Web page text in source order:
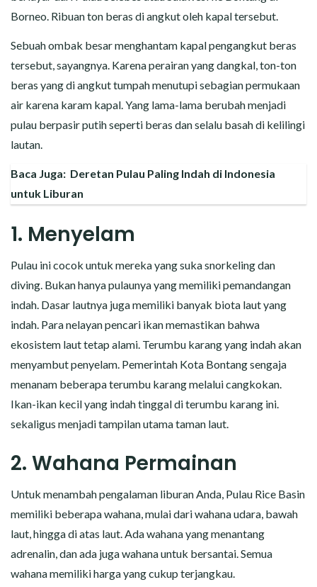
Borneo. Ribuan ton beras di angkut oleh kapal tersebut.
Sebuah ombak besar menghantam kapal pengangkut beras
tersebut, sayangnya. Karena perairan yang dangkal, ton-ton
beras yang di angkut tumpah menutupi sebagian permukaan
air karena karam kapal. Yang lama-lama berubah menjadi
pulau berpasir putih seperti beras dan selalu basah di kelilingi
lautan.
Baca Juga: Deretan Pulau Paling Indah di Indonesia
untuk Liburan
1. Menyelam
Pulau ini cocok untuk mereka yang suka snorkeling dan
diving. Bukan hanya pulaunya yang memiliki pemandangan
indah. Dasar lautnya juga memiliki banyak biota laut yang
indah. Para nelayan pencari ikan memastikan bahwa
ekosistem laut tetap alami. Terumbu karang yang indah akan
menyambut penyelam. Pemerintah Kota Bontang sengaja
menanam beberapa terumbu karang melalui cangkokan.
Ikan-ikan kecil yang indah tinggal di terumbu karang ini.
sekaligus menjadi tampilan utama taman laut.
2. Wahana Permainan
Untuk menambah pengalaman liburan Anda, Pulau Rice Basin
memiliki beberapa wahana, mulai dari wahana udara, bawah
laut, hingga di atas laut. Ada wahana yang menantang
adrenalin, dan ada juga wahana untuk bersantai. Semua
wahana memiliki harga yang cukup terjangkau.